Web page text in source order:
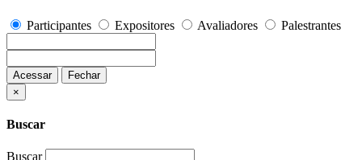
Participantes Expositores Avaliadores Palestrantes
Acessar
Fechar
×
Buscar
Buscar